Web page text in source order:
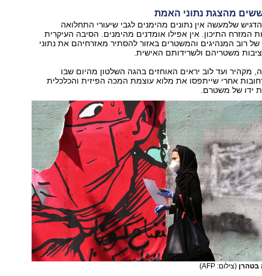
מהצגת נתוני האמת
שלמעשה אין נתונים מהימנים לגבי שיעורי התחלואה
המזרח התיכון. אין אפילו אומדנים מהימנים. הסיבה העיקרית
רוב המנהיגים והמשטרים באזור להסתיר מאזרחיהם את נתוני
משטריהם ולשרידותם האישית.
מקהיר ועד לוב יראים האוחזים בהגה השלטון מהיום שבו
אחרי שייתפסו את מלוא עוצמת המכה הפיזית והכלכלית
ידו של משטרם.
בטהרן (צילום: AFP)